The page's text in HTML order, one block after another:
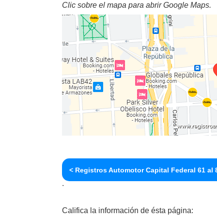
Clic sobre el mapa para abrir Google Maps.
< Registros Automotor Capital Federal 61 al
.
Califica la información de ésta página: